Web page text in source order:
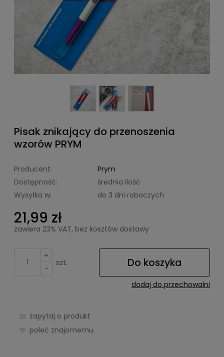
Pisak znikający do przenoszenia
wzorów PRYM
Producent:
Prym
Dostępność:
średnia ilość
Wysyłka w:
do 3 dni roboczych
21,99 zł
zawiera 23% VAT, bez kosztów dostawy
+
-
szt. Do koszyka
dodaj do przechowalni
zapytaj o produkt
poleć znajomemu